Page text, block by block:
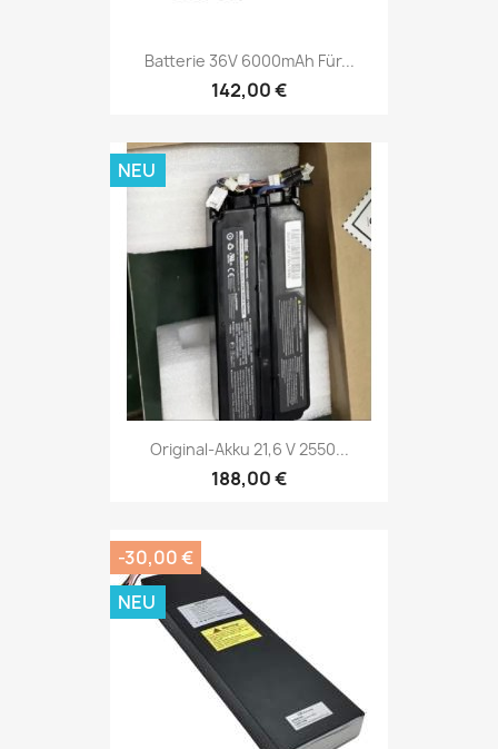
Batterie 36V 6000mAh Für...
142,00 €
Original-Akku 21,6 V 2550...
188,00 €
NEU
-30,00 €
NEU